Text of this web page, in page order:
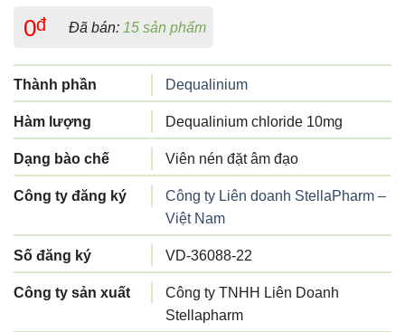
dựa trên
đánh giá
0đ Đã bán: 15 sản phẩm
Thành phần Dequalinium
Hàm lượng Dequalinium chloride 10mg
Dạng bào chế Viên nén đặt âm đạo
Công ty đăng ký
Công ty Liên doanh StellaPharm –
Việt Nam
Số đăng ký VD-36088-22
Công ty sản xuất
Công ty TNHH Liên Doanh
Stellapharm